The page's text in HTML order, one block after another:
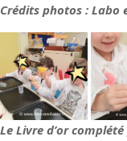
Crédits photos : Labo
Le Livre d’or